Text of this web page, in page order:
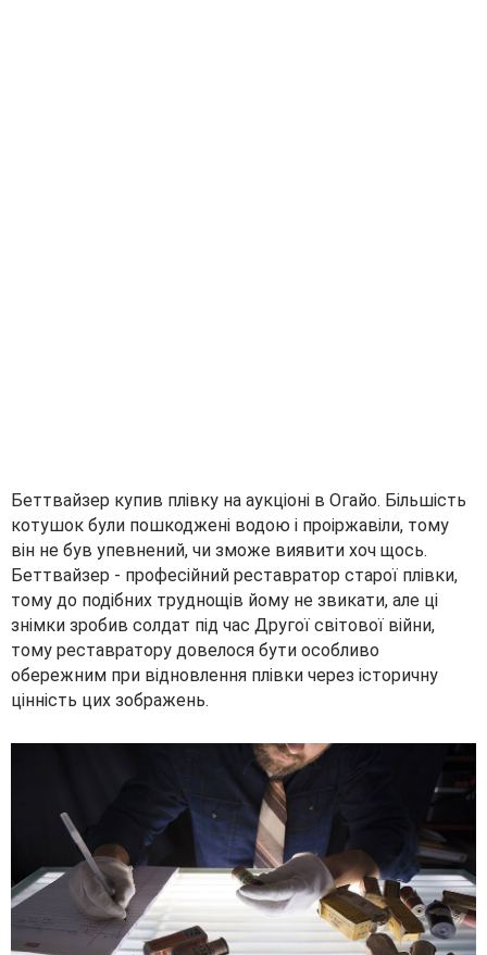
Беттвайзер купив плівку на аукціоні в Огайо. Більшість
котушок були пошкоджені водою і проіржавіли, тому
він не був упевнений, чи зможе виявити хоч щось.
Беттвайзер - професійний реставратор старої плівки,
тому до подібних труднощів йому не звикати, але ці
знімки зробив солдат під час Другої світової війни,
тому реставратору довелося бути особливо
обережним при відновлення плівки через історичну
цінність цих зображень.